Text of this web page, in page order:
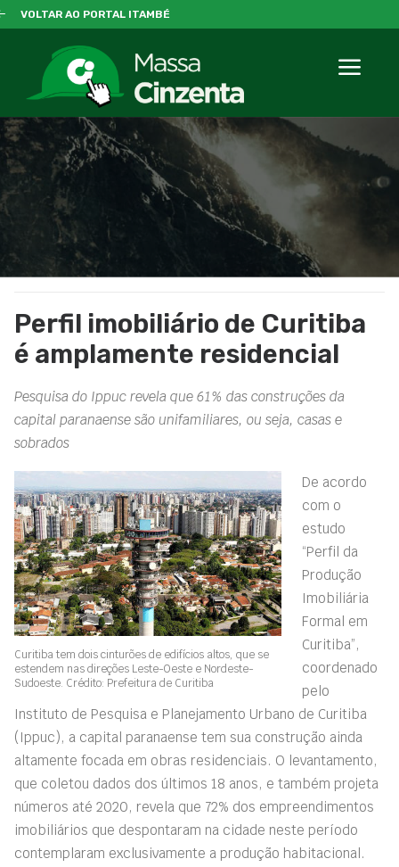
VOLTAR AO PORTAL ITAMBÉ
Perfil imobiliário de Curitiba
é amplamente residencial
Pesquisa do Ippuc revela que 61% das construções da
capital paranaense são unifamiliares, ou seja, casas e
sobrados
Curitiba tem dois cinturões de edifícios altos, que se
estendem nas direções Leste-Oeste e Nordeste-
Sudoeste. Crédito: Prefeitura de Curitiba
De acordo
com o
estudo
“Perfil da
Produção
Imobiliária
Formal em
Curitiba”,
coordenado
pelo
Instituto de Pesquisa e Planejamento Urbano de Curitiba
(Ippuc), a capital paranaense tem sua construção ainda
altamente focada em obras residenciais. O levantamento,
que coletou dados dos últimos 18 anos, e também projeta
números até 2020, revela que 72% dos empreendimentos
imobiliários que despontaram na cidade neste período
contemplaram exclusivamente a produção habitacional.